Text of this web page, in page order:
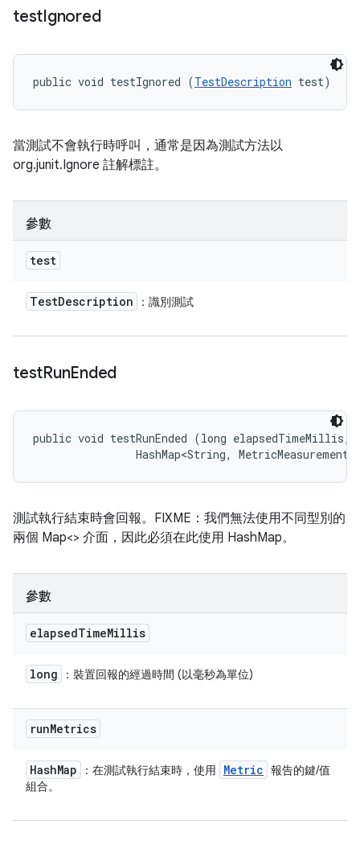
testIgnored
public void testIgnored (TestDescription test)
當測試不會執行時呼叫，通常是因為測試方法以
org.junit.Ignore 註解標註。
參數
test
TestDescription ：識別測試
testRunEnded
public void testRunEnded (long elapsedTimeMillis,
HashMap<String,
測試執行結束時會回報。FIXME：我們無法使用不同型別的
兩個 Map<> 介面，因此必須在此使用 HashMap。
參數
elapsedTimeMillis
long ：裝置回報的經過時間 (以毫秒為單位)
runMetrics
HashMap ：在測試執行結束時，使用 Metric 報告的鍵/值
組合。